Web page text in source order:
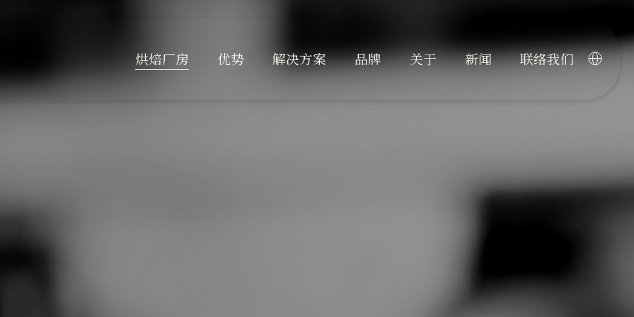
烘焙厂房 优势 解决方案 品牌 关于 新闻 联络我们